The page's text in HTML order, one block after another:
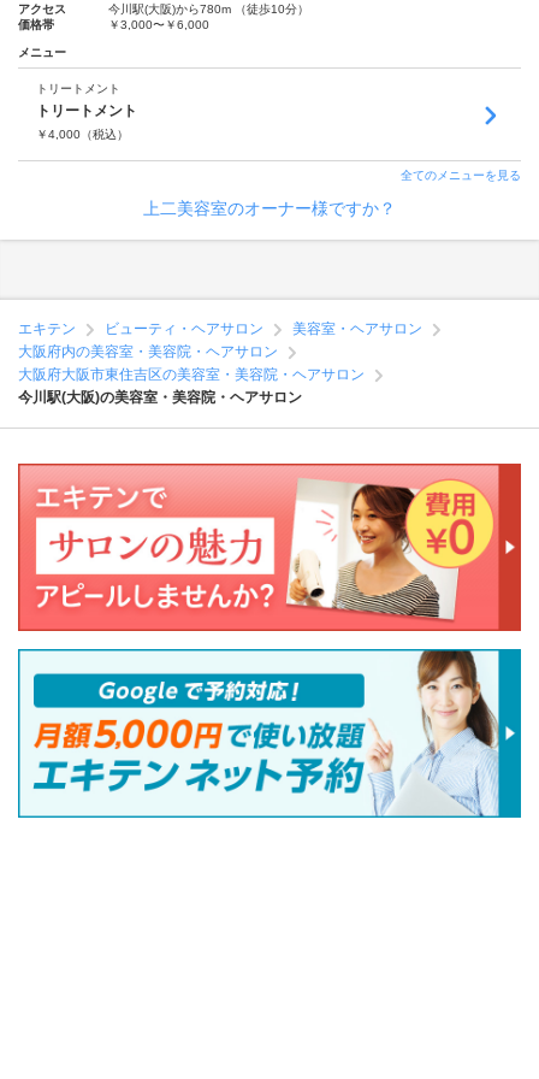
アクセス
今川駅(大阪)から780m （徒歩10分）
価格帯
￥3,000〜￥6,000
メニュー
トリートメント
トリートメント
￥4,000 （税込）
全てのメニューを見る
上二美容室のオーナー様ですか？
エキテン ビューティ・ヘアサロン
美容室・ヘアサロン
大阪府内の美容室・美容院・ヘアサロン
大阪府大阪市東住吉区の美容室・美容院・ヘアサロン
今川駅(大阪)の美容室・美容院・ヘアサロン